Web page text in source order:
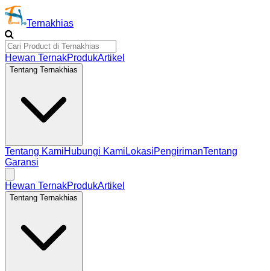
Ternakhias
Hewan TernakProdukArtikel
Tentang Ternakhias
Tentang KamiHubungi Kami LokasiPengirimanTentang
Garansi
Hewan TernakProdukArtikel
Tentang Ternakhias